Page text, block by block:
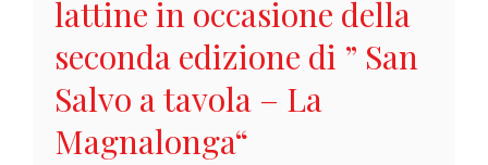
lattine in occasione della
seconda edizione di ” San
Salvo a tavola – La
Magnalonga“